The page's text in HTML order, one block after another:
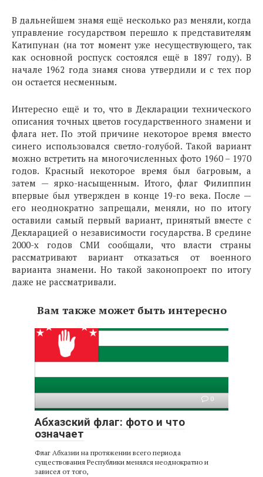
В дальнейшем знамя ещё несколько раз меняли, когда
управление государством перешло к представителям
Катипунан (на тот момент уже несуществующего, так
как основной роспуск состоялся ещё в 1897 году). В
начале 1962 года знамя снова утвердили и с тех пор
он остается несменным.
Интересно ещё и то, что в Декларации технического
описания точных цветов государственного знамени и
флага нет. По этой причине некоторое время вместо
синего использовался светло-голубой. Такой вариант
можно встретить на многочисленных фото 1960 – 1970
годов. Красный некоторое время был багровым, а
затем — ярко-насыщенным. Итого, флаг Филиппин
впервые был утвержден в конце 19-го века. После —
его неоднократно запрещали, меняли, но по итогу
оставили самый первый вариант, принятый вместе с
Декларацией о независимости государства. В средине
2000-х годов СМИ сообщали, что власти страны
рассматривают вариант отказаться от военного
варианта знамени. Но такой законопроект по итогу
даже не рассматривали.
Вам также может быть интересно
0
Абхазский флаг: фото и что
означает
Флаг Абхазии на протяжении всего периода
существования Республики менялся неоднократно и
зависел от того,